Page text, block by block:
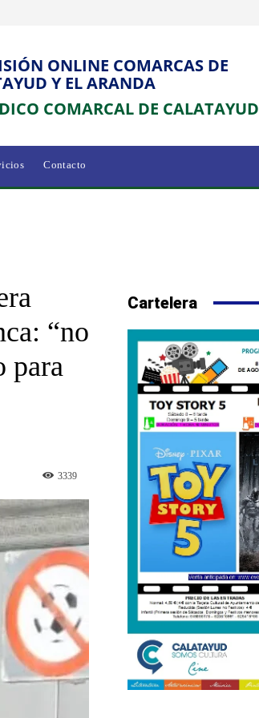
ONLINE COMARCAS DE
Y EL ARANDA
COMARCAL DE CALATAYUD
Contacto
“no
para
3339
Cartelera